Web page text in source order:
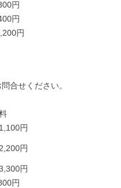
円
円
円
合せください。
円
円
円
円